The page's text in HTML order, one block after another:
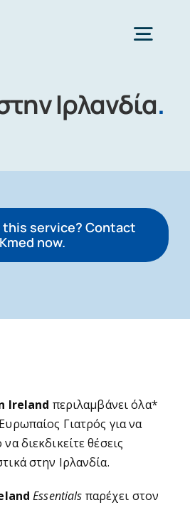
Home
Dentist
or Midwife
Ιρλανδία.
service? Contact
now.
Ireland περιλαμβάνει όλα*
Γιατρός για να
διεκδικείτε θέσεις
στην Ιρλανδία.
Essentials παρέχει στον